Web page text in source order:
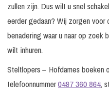
zullen zijn. Dus wilt u snel
eerder gedaan? Wij zorgen
benadering waar u naar op zoek
wilt inhuren.
Steltlopers – Hofdames boeken
telefoonnummer0497 360 864,